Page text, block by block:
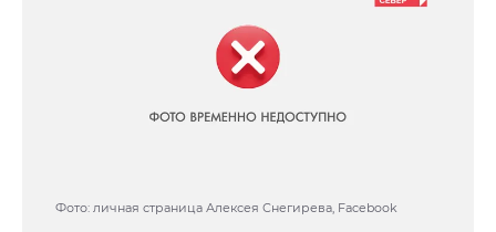
Фото: личная страница Алексея Снегирева, Facebook